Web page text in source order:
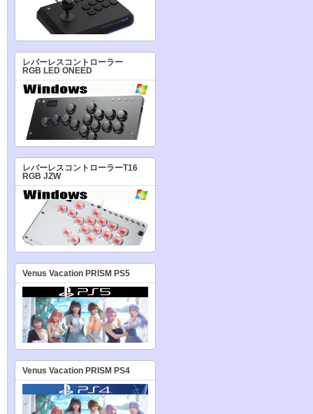
レバーレスコントローラー
RGB LED ONEED
レバーレスコントローラーT16
RGB JZW
Venus Vacation PRISM PS5
Venus Vacation PRISM PS4